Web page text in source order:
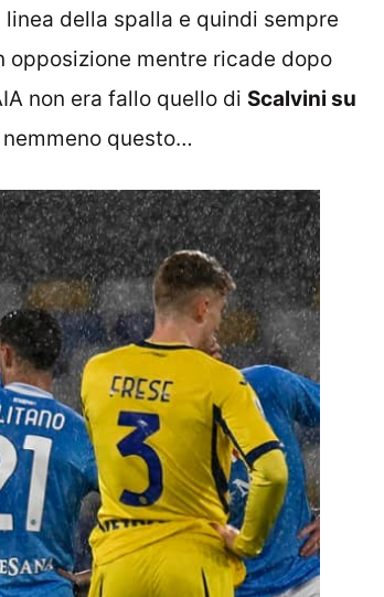
della spalla e quindi sempre
opposizione mentre ricade dopo
non era fallo quello di Scalvini su
questo…